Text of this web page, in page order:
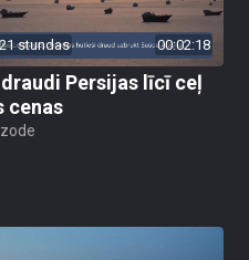
stundas 00:02:18
Persijas līcī ceļ
cenas